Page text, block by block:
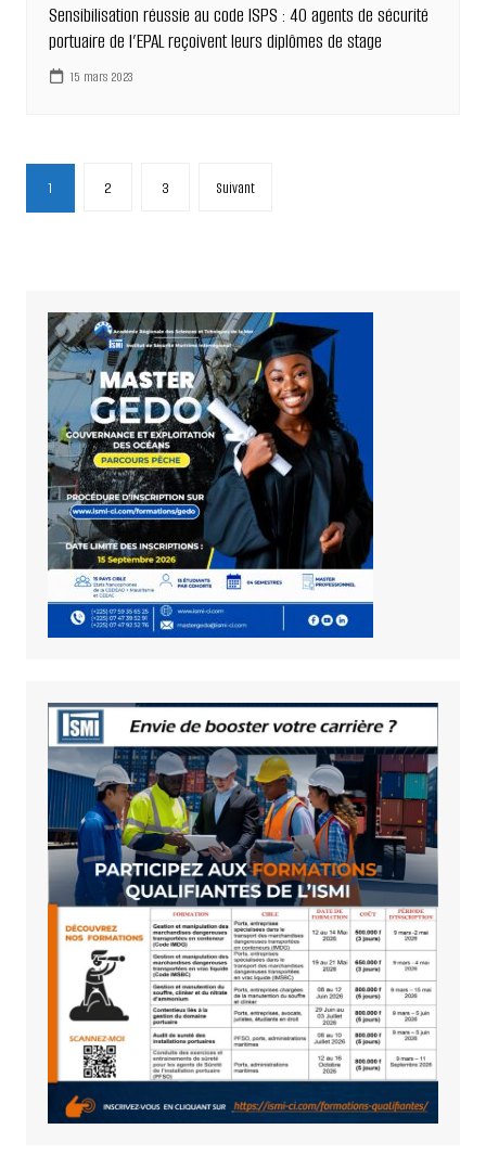
Sensibilisation réussie au code ISPS : 40 agents de sécurité
portuaire de l’EPAL reçoivent leurs diplômes de stage
15 mars 2023
Pagination
des
1 2 3 Suivant